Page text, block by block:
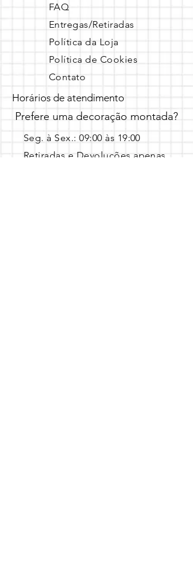
FAQ
Entregas/Retiradas
Política da Loja
Política de Cookies
Contato
Horários de atendimento
Prefere uma decoração montada?
Seg. à Sex.: 09:00 às 19:00 ​
Retiradas e Devoluções apenas